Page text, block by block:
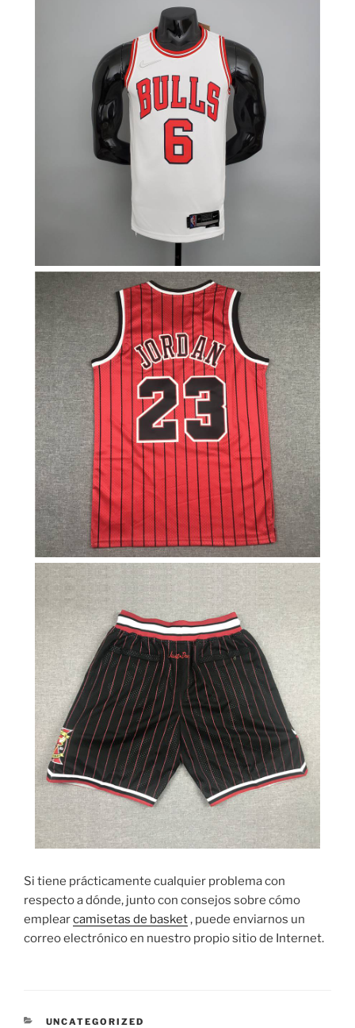
Si tiene prácticamente cualquier problema con
respecto a dónde, junto con consejos sobre cómo
emplearcamisetas de basket, puede enviarnos un
correo electrónico en nuestro propio sitio de Internet.
CATEGORÍAS
UNCATEGORIZED